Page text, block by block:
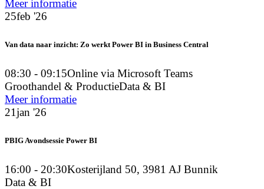
Meer informatie
25feb '26
Van data naar inzicht: Zo werkt Power BI in Business Central
08:30 - 09:15Online via Microsoft Teams
Groothandel & ProductieData & BI
Meer informatie
21jan '26
PBIG Avondsessie Power BI
16:00 - 20:30Kosterijland 50, 3981 AJ Bunnik
Data & BI